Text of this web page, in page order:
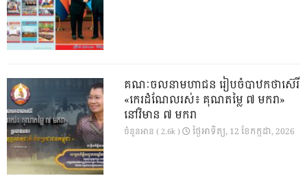
គណៈចលនាមហាជន រៀបចំបាឋកថាស៊េរី
«កេរដំណែលរស់៖ គុណតម្លៃ ៧ មករា»
នៅវិមាន ៧ មករា
ចំនួនអាន ( 2.6k ) ថ្ងៃ​អាទិត្យ, 12 ខែ​កក្កដា, 2026